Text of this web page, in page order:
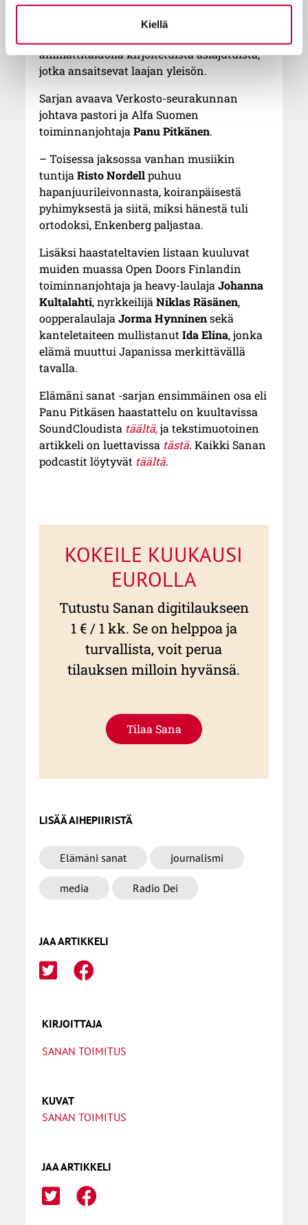
Kiellä
KIRJOITTAJA
SANAN TOIMITUS
KUVAT
SANAN TOIMITUS
JAA ARTIKKELI
– Toivon, että ohjelman avulla yhä useampi
löytäisi Sanan sisällöt. Sana tunnetaan
ammattitaidolla kirjoitetuista asiajutuista,
jotka ansaitsevat laajan yleisön.
Sarjan avaava Verkosto-seurakunnan
johtava pastori ja Alfa Suomen
toiminnanjohtajaPanu Pitkänen.
– Toisessa jaksossa vanhan musiikin
tuntijaRisto Nordellpuhuu
hapanjuurileivonnasta, koiranpäisestä
pyhimyksestä ja siitä, miksi hänestä tuli
ortodoksi, Enkenberg paljastaa.
Lisäksi haastateltavien listaan kuuluvat
muiden muassa Open Doors Finlandin
toiminnanjohtaja ja heavy-laulajaJohanna
Kultalahti, nyrkkeilijäNiklas Räsänen,
oopperalaulajaJorma Hynninensekä
kanteletaiteen mullistanutIda Elina, jonka
elämä muuttui Japanissa merkittävällä
tavalla.
Elämäni sanat -sarjan ensimmäinen osa eli
Panu Pitkäsen haastattelu on kuultavissa
SoundCloudista täältä,ja tekstimuotoinen
artikkeli on luettavissa tästä. Kaikki Sanan
podcastit löytyvät täältä.
KOKEILE KUUKAUSI
EUROLLA
Tutustu Sanan digitilaukseen
1 € / 1 kk. Se on helppoa ja
turvallista, voit perua
tilauksen milloin hyvänsä.
Tilaa Sana
LISÄÄ AIHEPIIRISTÄ
Elämäni sanat journalismi
media Radio Dei
JAA ARTIKKELI